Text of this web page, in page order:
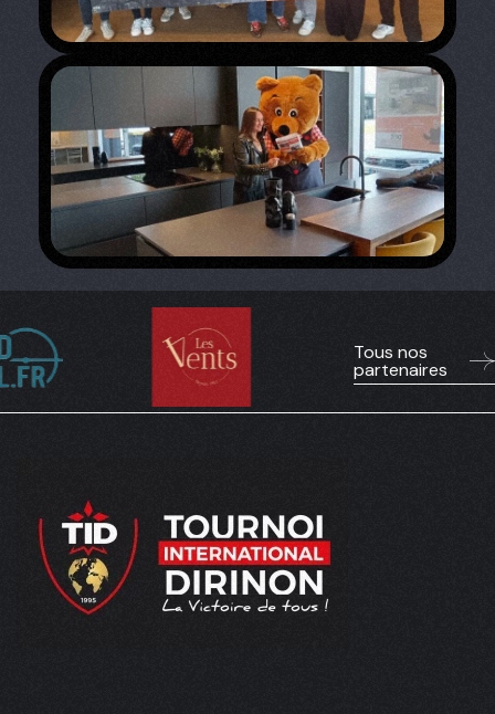
Tous nos
partenaires